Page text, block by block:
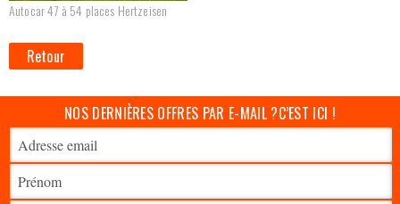
Autocar 47 à 54 places Hertzeisen
Retour
NOS DERNIÈRES OFFRES PAR E-MAIL ?C’EST ICI !